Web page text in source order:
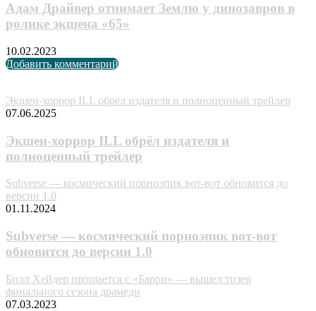
Адам Драйвер отнимает Землю у динозавров в
ролике экшена «65»
10.02.2023
Добавить комментарий
Экшен-хоррор ILL обрёл издателя и полноценный трейлер
07.06.2025
Экшен-хоррор ILL обрёл издателя и
полноценный трейлер
Subverse — космический порноэпик вот-вот обновится до
версии 1.0
01.11.2024
Subverse — космический порноэпик вот-вот
обновится до версии 1.0
Билл Хейдер прощается с «Барри» — вышел тизер
финального сезона драмеди
07.03.2023